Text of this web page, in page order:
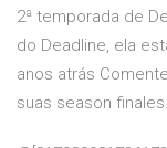
2ª temporada de
do Deadline, ela
anos atrás
suas season finales.